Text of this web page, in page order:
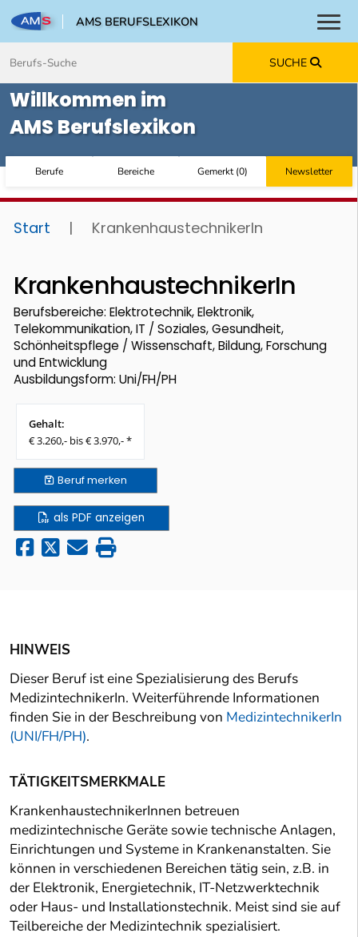
AMS BERUFSLEXIKON
SUCHE
Willkommen im
AMS Berufslexikon
Berufe Bereiche Gemerkt(0) Newsletter
Start | KrankenhaustechnikerIn
KrankenhaustechnikerIn
Berufsbereiche: Elektrotechnik, Elektronik,
Telekommunikation, IT / Soziales, Gesundheit,
Schönheitspflege / Wissenschaft, Bildung, Forschung
und Entwicklung
Ausbildungsform: Uni/FH/PH
Gehalt:
€ 3.260,- bis € 3.970,- *
Berufmerken
als PDF anzeigen
HINWEIS
Dieser Beruf ist eine Spezialisierung des Berufs
MedizintechnikerIn. Weiterführende Informationen
finden Sie in der Beschreibung von MedizintechnikerIn
(UNI/FH/PH).
TÄTIGKEITSMERKMALE
KrankenhaustechnikerInnen betreuen
medizintechnische Geräte sowie technische Anlagen,
Einrichtungen und Systeme in Krankenanstalten. Sie
können in verschiedenen Bereichen tätig sein, z.B. in
der Elektronik, Energietechnik, IT-Netzwerktechnik
oder Haus- und Installationstechnik. Meist sind sie auf
Teilbereiche der Medizintechnik spezialisiert.